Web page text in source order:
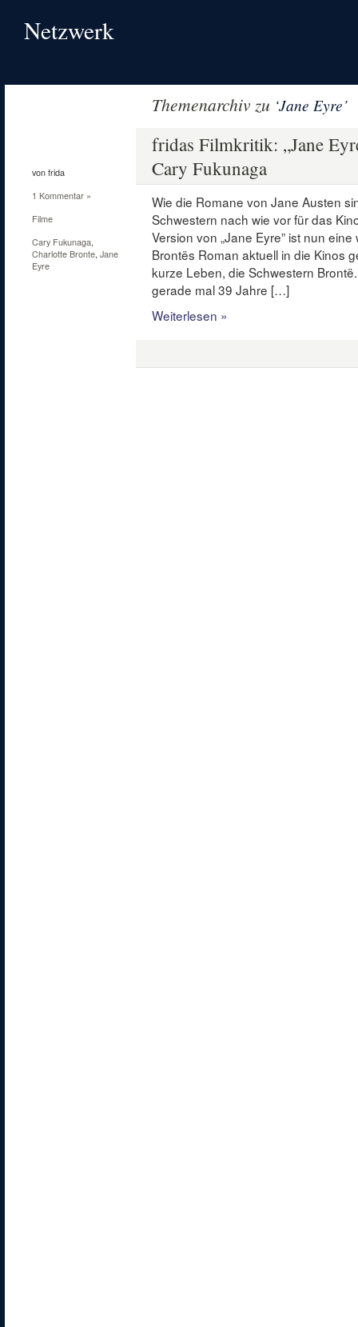
Netzwerk
Themenarchiv zu ‘Jane Eyre’
von frida
1 Kommentar »
Filme
Cary Fukunaga,
Charlotte Bronte, Jane
Eyre
fridas Filmkritik: „Jane
Cary Fukunaga
Wie die Romane von Jane Austen
Schwestern nach wie vor für das
Version von „Jane Eyre” ist nun
Brontës Roman aktuell in die Kinos
kurze Leben, die Schwestern
gerade mal 39 Jahre […]
Weiterlesen »